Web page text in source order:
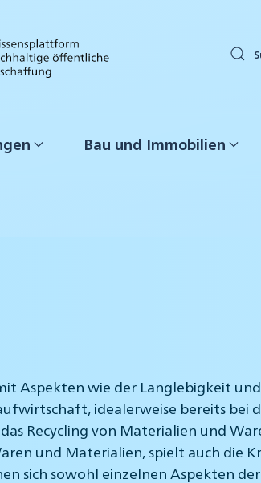
Bau und Immobilien
Aspekten wie der Langlebigkeit
idealerweise bereits bei
Recycling von Materialien und
und Materialien, spielt auch die
sich sowohl einzelnen Aspekten